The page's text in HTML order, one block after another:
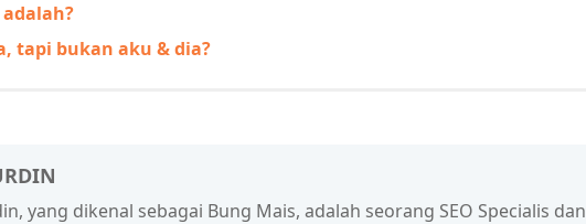
tapi bukan aku & dia?
yang dikenal sebagai Bung Mais, adalah seorang SEO Specialis dan